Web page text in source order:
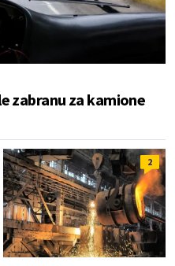
zabranu za kamione
2